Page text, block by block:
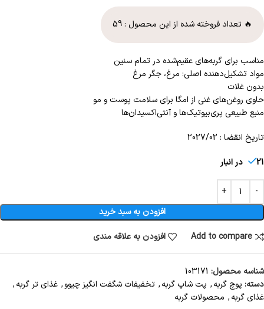
🔥 تعداد فروخته شده از این محصول :59
مناسب برای گربه‌های عقیم‌شده در تمام سنین
مواد تشکیل‌دهنده اصلی: مرغ، جگر مرغ
بدون غلات
حاوی روغن‌های غنی از امگا برای سلامت پوست و مو
منبع طبیعی پری‌بیوتیک‌ها و آنتی‌اکسیدان‌ها
تاریخ انقضا : 2027/02
21 در انبار
افزودن به سبد خرید
Add to compare
افزودن به علاقه مندی
شناسه محصول: 103171
دسته: پوچ گربه, پت شاپ گربه, تخفیفات شگفت انگیز چیوو, غذای تر گربه,
غذای گربه, محصولات گربه